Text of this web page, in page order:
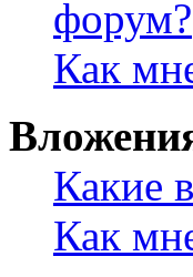
форум?
Как
Какие
Как